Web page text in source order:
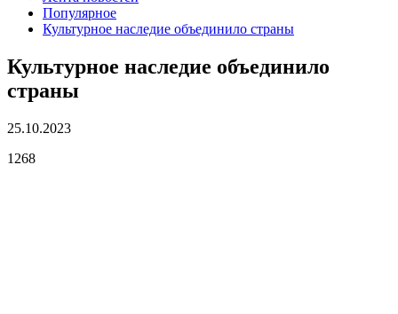
Популярное
Культурное наследие объединило страны
Культурное наследие объединило
страны
25.10.2023
1268